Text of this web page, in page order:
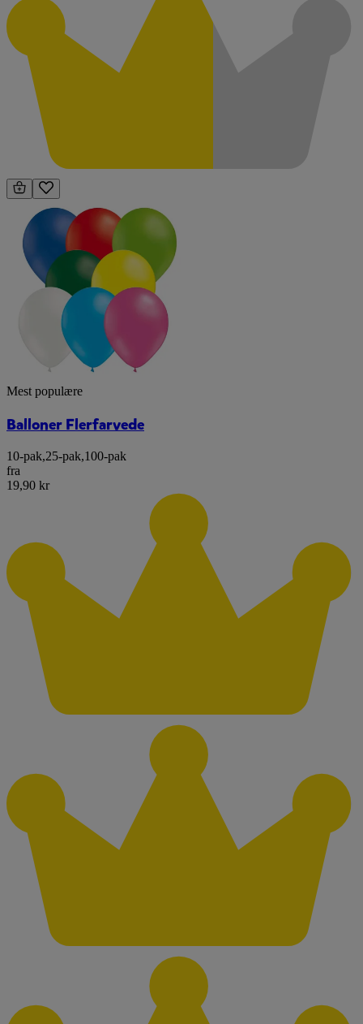
Mest populære
Balloner Flerfarvede
10-pak,25-pak,100-pak
fra
19,90 kr